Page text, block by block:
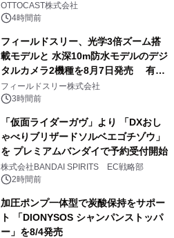
OTTOCAST株式会社
4時間前
フィールドスリー、光学3倍ズーム搭
載モデルと 水深10m防水モデルのデジ
タルカメラ2機種を8月7日発売 有効
約1300万画素、用途別に選べるコンデ
ジ新登場
フィールドスリー株式会社
3時間前
「仮面ライダーガヴ」より 「DXおし
ゃべりブリザードソルベエゴチゾウ」
を プレミアムバンダイで予約受付開始
株式会社BANDAI SPIRITS EC戦略部
2時間前
加圧ポンプ一体型で炭酸保持をサポー
ト 「DIONYSOS シャンパンストッパ
ー」を8/4発売